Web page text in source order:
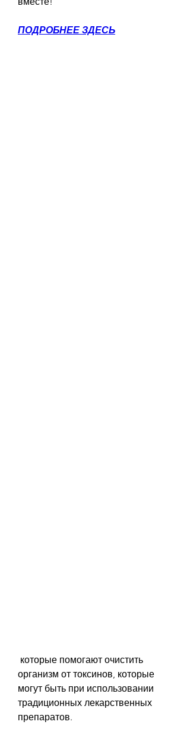
ПОДРОБНЕЕ ЗДЕСЬ
организм от токсинов, которые
могут быть при использовании
традиционных лекарственных
препаратов.